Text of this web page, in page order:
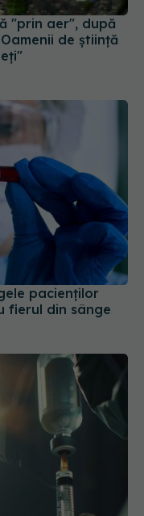
pacienților
fierul din sânge
diferența care
în știință